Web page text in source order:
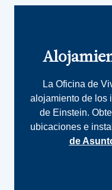
La Oficina de
alojamiento de los
de Einstein.
ubicaciones e
de